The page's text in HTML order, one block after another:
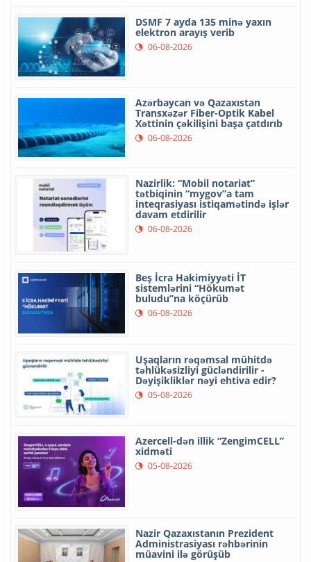
DSMF 7 ayda 135 minə yaxın
elektron arayış verib
06-08-2026
Azərbaycan və Qazaxıstan
Transxəzər Fiber-Optik Kabel
Xəttinin çəkilişini başa çatdırıb
06-08-2026
Nazirlik: “Mobil notariat”
tətbiqinin “mygov”a tam
inteqrasiyası istiqamətində işlər
davam etdirilir
06-08-2026
Beş İcra Hakimiyyəti İT
sistemlərini “Hökumət
buludu”na köçürüb
06-08-2026
Uşaqların rəqəmsal mühitdə
təhlükəsizliyi gücləndirilir -
Dəyişikliklər nəyi ehtiva edir?
05-08-2026
Azercell-dən illik “ZengimCELL”
xidməti
05-08-2026
Nazir Qazaxıstanın Prezident
Administrasiyası rəhbərinin
müavini ilə görüşüb